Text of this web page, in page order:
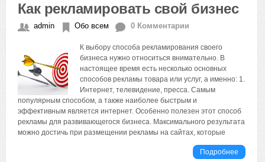
Как рекламировать свой бизнес
admin Обо всем 0 Комментарии
К выбору способа рекламирования своего
бизнеса нужно относиться внимательно. В
настоящее время есть несколько основных
способов рекламы товара или услуг, а именно: 1.
Интернет, телевидение, пресса. Самым
популярным способом, а также наиболее быстрым и
эффективным является интернет. Особенно полезен этот способ
рекламы для развивающегося бизнеса. Максимального результата
можно достичь при размещении рекламы на сайтах, которые
Подробнее